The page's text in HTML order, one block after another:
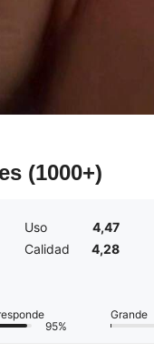
(1000+)
Uso
4,47
Calidad
4,28
95%
Grande